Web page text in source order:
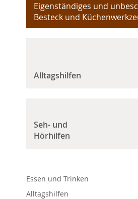
Eigenständiges und
Besteck und
Alltagshilfen
Seh- und
Hörhilfen
Essen und Trinken
Alltagshilfen